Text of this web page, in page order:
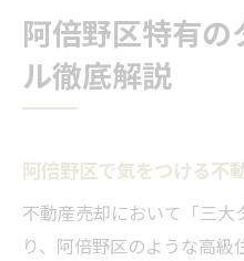
阿倍野区特有
ル徹底解説
阿倍野区で気をつける不
不動産売却において「三
り、阿倍野区のような高